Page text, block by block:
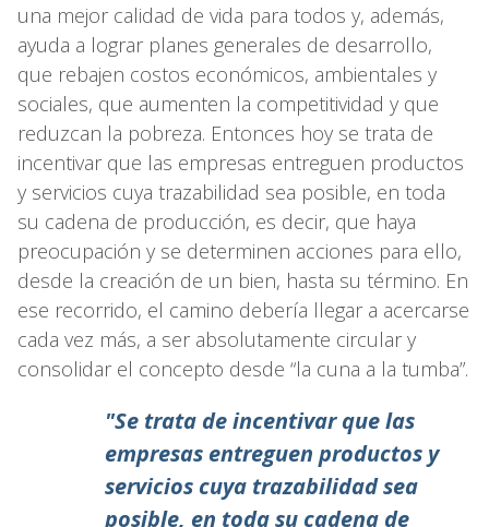
una mejor calidad de vida para todos y, además,
ayuda a lograr planes generales de desarrollo,
que rebajen costos económicos, ambientales y
sociales, que aumenten la competitividad y que
reduzcan la pobreza. Entonces hoy se trata de
incentivar que las empresas entreguen productos
y servicios cuya trazabilidad sea posible, en toda
su cadena de producción, es decir, que haya
preocupación y se determinen acciones para ello,
desde la creación de un bien, hasta su término. En
ese recorrido, el camino debería llegar a acercarse
cada vez más, a ser absolutamente circular y
consolidar el concepto desde “la cuna a la tumba”.
"Se trata de incentivar que las
empresas entreguen productos y
servicios cuya trazabilidad sea
posible, en toda su cadena de